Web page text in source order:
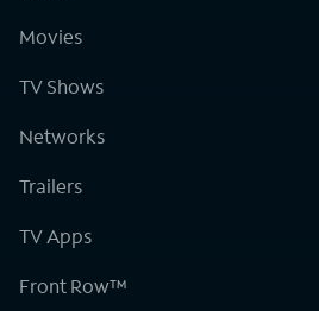
Movies
TV Shows
Networks
Trailers
TV Apps
Front Row™